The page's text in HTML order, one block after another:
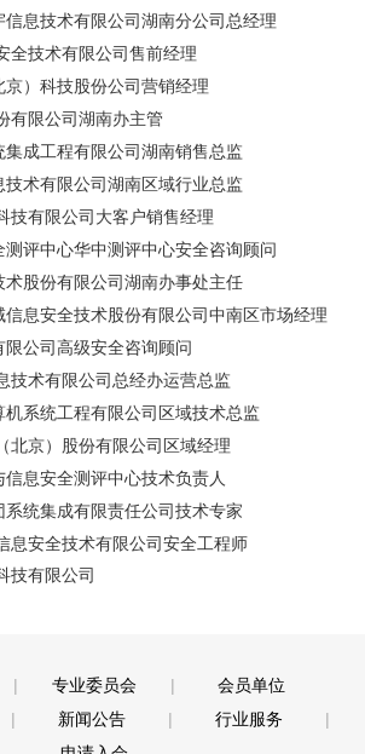
信息技术有限公司湖南分公司总经理
全技术有限公司售前经理
京）科技股份公司营销经理
有限公司湖南办主管
集成工程有限公司湖南销售总监
技术有限公司湖南区域行业总监
技有限公司大客户销售经理
测评中心华中测评中心安全咨询顾问
术股份有限公司湖南办事处主任
信息安全技术股份有限公司中南区市场经理
限公司高级安全咨询顾问
技术有限公司总经办运营总监
机系统工程有限公司区域技术总监
北京）股份有限公司区域经理
信息安全测评中心技术负责人
系统集成有限责任公司技术专家
息安全技术有限公司安全工程师
技有限公司
| 专业委员会 |
会员单位
| 新闻公告 | 行业服务
|